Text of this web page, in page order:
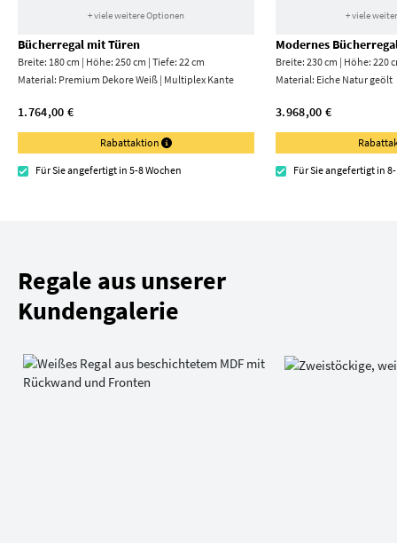
+ viele weitere Optionen
Bücherregal mit Türen
Breite: 180 cm | Höhe: 250 cm | Tiefe: 22 cm
Material: Premium Dekore Weiß | Multiplex Kante
1.764,00 €
Rabattaktion
Für Sie angefertigt in 5-8 Wochen
+ viele
Modernes
Breite: 230 cm | Höhe: 220
Material: Eiche Natur geölt
3.968,00 €
Für Sie angefertigt in
Regale aus unserer
Kundengalerie